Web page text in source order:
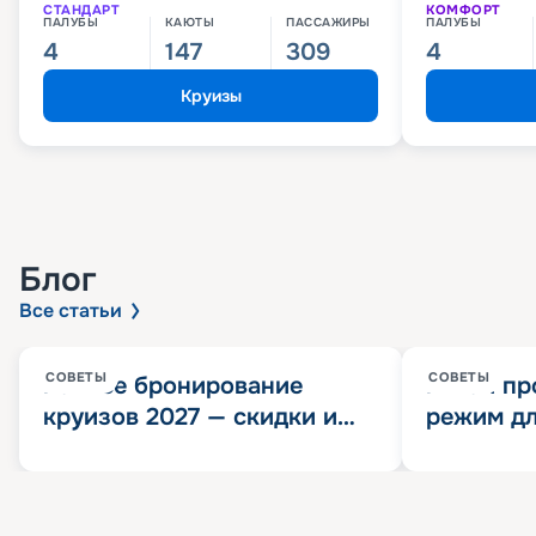
СТАНДАРТ
ПАЛУБЫ
4
КАЮТЫ
147
ПАССАЖИРЫ
309
Круизы
КОМФОРТ
ПАЛУБЫ
4
Блог
Все статьи
СОВЕТЫ
Раннее бронирование
круизов 2027 — скидки и
СОВЕТЫ
Китай
режим